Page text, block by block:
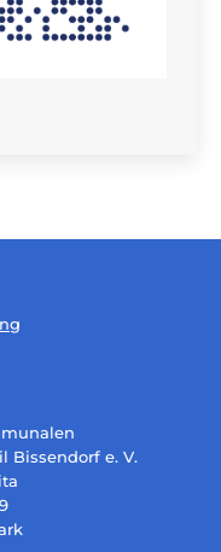
Bissendorf e. V.